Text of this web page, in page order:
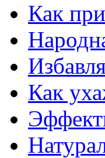
Как
Как